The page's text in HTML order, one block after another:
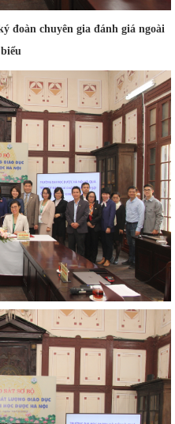
đoàn chuyên gia đánh giá ngoài